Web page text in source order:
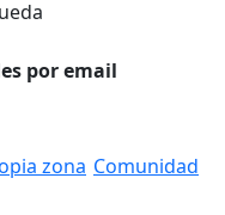
por email
zona Comunidad